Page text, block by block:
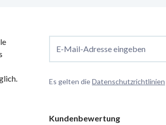
E-Mail-Adresse eingeben
Es gelten dieDatenschutzrichtlinien
Kundenbewertung